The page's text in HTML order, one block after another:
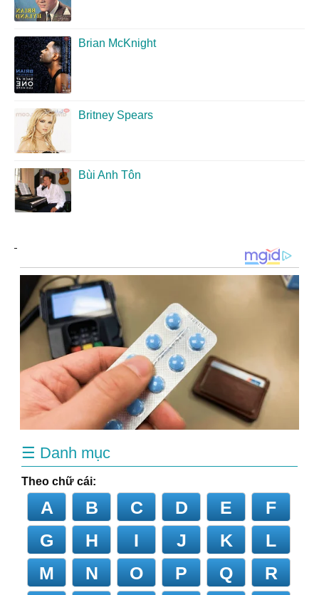
Brian McKnight
Britney Spears
Bùi Anh Tôn
☰ Danh mục
Theo chữ cái:
A B C D E
F
G
H I J K
L
M
N O P Q
R